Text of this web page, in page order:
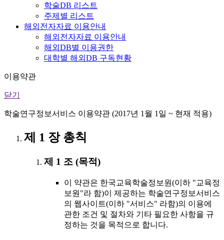
학술DB 리스트
주제별 리스트
해외전자자료 이용안내
해외전자자료 이용안내
해외DB별 이용권한
대학별 해외DB 구독현황
이용약관
닫기
학술연구정보서비스 이용약관 (2017년 1월 1일 ~ 현재 적용)
제 1 장 총칙
제 1 조 (목적)
이 약관은 한국교육학술정보원(이하 "교육정
보원"라 함)이 제공하는 학술연구정보서비스
의 웹사이트(이하 "서비스" 라함)의 이용에
관한 조건 및 절차와 기타 필요한 사항을 규
정하는 것을 목적으로 합니다.